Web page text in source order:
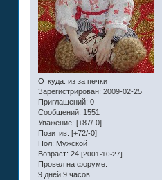
Откуда: из за печки
Зарегистрирован: 2009-02-25
Приглашений: 0
Сообщений: 1551
Уважение: [+87/-0]
Позитив: [+72/-0]
Пол: Мужской
Возраст: 24 [2001-10-27]
Провел на форуме:
9 дней 9 часов